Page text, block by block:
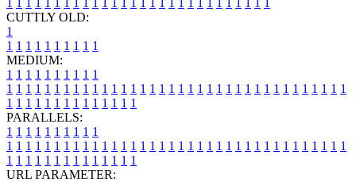
CUTTLY OLD:
1
1 1 1 1 1 1 1 1 1 1
MEDIUM:
1 1 1 1 1 1 1 1 1 1
1 1 1 1 1 1 1 1 1 1 1 1 1 1 1 1 1 1 1 1 1 1 1 1 1 1 1 1 1 1 1 1 1 1 1 1
1 1 1 1 1 1 1 1 1 1 1 1 1 1
PARALLELS:
1 1 1 1 1 1 1 1 1 1
1 1 1 1 1 1 1 1 1 1 1 1 1 1 1 1 1 1 1 1 1 1 1 1 1 1 1 1 1 1 1 1 1 1 1 1
1 1 1 1 1 1 1 1 1 1 1 1 1 1
URL PARAMETER: